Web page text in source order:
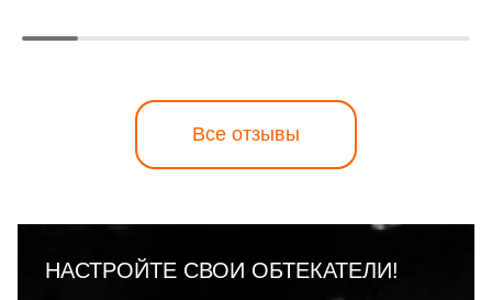
Все отзывы
НАСТРОЙТЕ СВОИ ОБТЕКАТЕЛИ!